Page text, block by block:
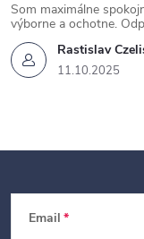
Rastislav
11.10.2025
Som maximálne
výborne a ochotne.
Email